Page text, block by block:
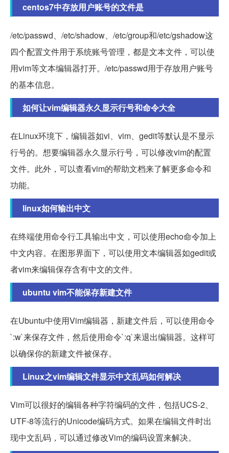
centos7中存放用户账号的文件是
/etc/passwd、/etc/shadow、/etc/group和/etc/gshadow这
四个配置文件用于系统账号管理，都是文本文件，可以使
用vim等文本编辑器打开。/etc/passwd用于存放用户账号
的基本信息。
如何让vim编辑器永久显示行号和命令大全
在Linux环境下，编辑器如vi、vim、gedit等默认是不显示
行号的。想要编辑器永久显示行号，可以修改vim的配置
文件。此外，可以查看vim的帮助文档来了解更多命令和
功能。
linux如何输出中文
在终端使用命令行工具输出中文，可以使用echo命令加上
中文内容。在图形界面下，可以使用文本编辑器如gedit或
者vim来编辑保存含有中文的文件。
ubuntu vim不能保存新建文件
在Ubuntu中使用Vim编辑器，新建文件后，可以使用命令
`:w`来保存文件，然后使用命令`:q`来退出编辑器。这样可
以确保你的新建文件被保存。
Linux之vim编辑文件显示中文乱码如何解决
Vim可以很好的编辑各种字符编码的文件，包括UCS-2、
UTF-8等流行的Unicode编码方式。如果在编辑文件时出
现中文乱码，可以通过修改Vim的编码设置来解决。